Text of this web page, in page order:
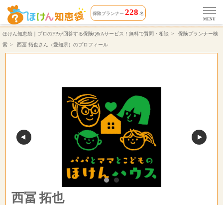
西冨 拓也さん（対応エリア 愛知県）相談できる保険プランナーのプロフィール | ほけん知恵袋
保険プランナー 228 名
MENU
ほけん知恵袋｜プロのFPが回答する保険Q&Aサービス！無料で質問・相談
保険プランナー検
索
西冨 拓也さん（愛知県）のプロフィール
西冨 拓也